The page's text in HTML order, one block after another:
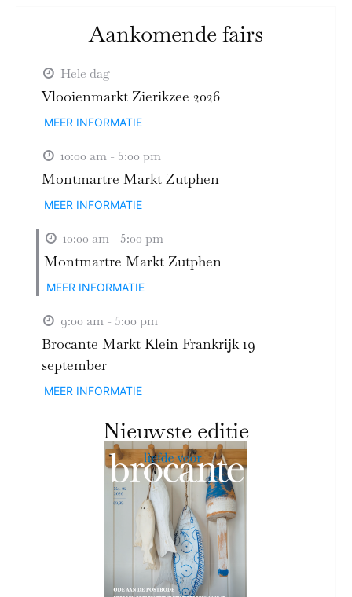
Aankomende fairs
Hele dag
Vlooienmarkt Zierikzee 2026
MEER INFORMATIE
10:00 am - 5:00 pm
Montmartre Markt Zutphen
MEER INFORMATIE
10:00 am - 5:00 pm
Montmartre Markt Zutphen
MEER INFORMATIE
9:00 am - 5:00 pm
Brocante Markt Klein Frankrijk 19
september
MEER INFORMATIE
Nieuwste editie